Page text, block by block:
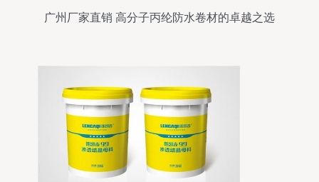
广州厂家直销 高分子丙纶防水卷材的卓越之选